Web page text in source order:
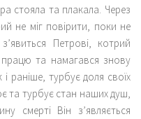
стояла та плакала. Через
не міг повірити, поки не
Петрові, котрий
та намагався знову
раніше, турбує доля своїх
та турбує стан наших душ,
смерті Він з’являється